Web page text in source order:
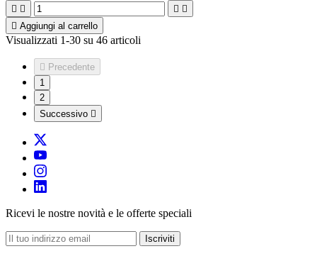
   
 Aggiungi al carrello
Visualizzati 1-30 su 46 articoli
 Precedente
1
2
Successivo 
Ricevi le nostre novità e le offerte speciali